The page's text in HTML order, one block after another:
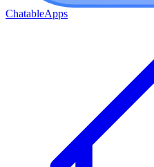
ChatableApps